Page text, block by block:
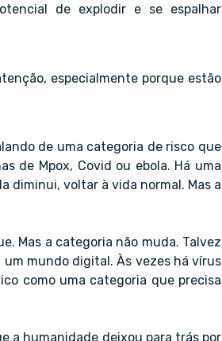
de explodir e se espalhar
especialmente porque estão
de uma categoria de risco que
de Mpox, Covid ou ebola. Há uma
diminui, voltar à vida normal. Mas a
Mas a categoria não muda. Talvez
um mundo digital. Às vezes há vírus
como uma categoria que precisa
a humanidade deixou para trás por